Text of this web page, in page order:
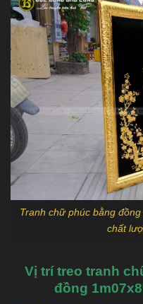
Tranh chữ phúc bằng
chất
Vị trí treo tranh
đồng